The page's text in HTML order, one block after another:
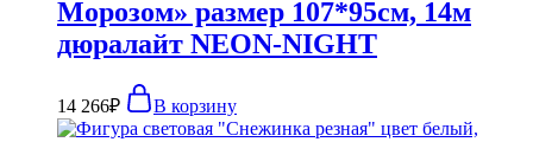
Морозом» размер 107*95см, 14м
дюралайт NEON-NIGHT
14 266₽ В корзину